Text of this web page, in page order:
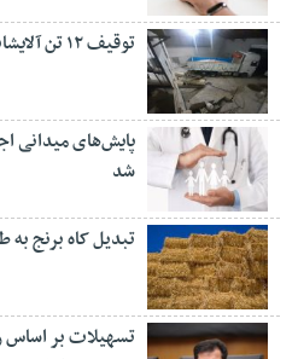
توقیف ۱۲ تن آلایشات طیور در میاندورود
پایش‌های میدانی
شد
تبدیل کاه برنج به
تسهیلات بر اساس